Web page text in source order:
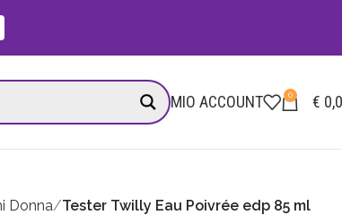
MIO ACCOUNT 0 €
Donna Tester Twilly Eau Poivrée edp 85 ml